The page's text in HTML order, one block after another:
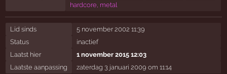
hardcore, metal
Lid sinds
5 november 2002 11:39
Status
inactief
Laatst hier
1 november 2015 12:03
Laatste aanpassing
zaterdag 3 januari 2009 om 11:14